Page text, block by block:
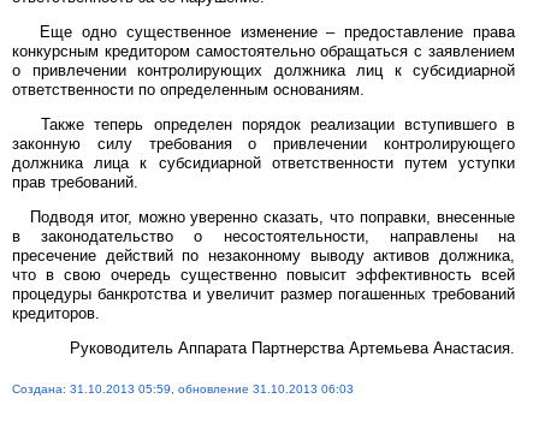
Еще одно существенное изменение – предоставление права
конкурсным кредитором самостоятельно обращаться с заявлением
о привлечении контролирующих должника лиц к субсидиарной
ответственности по определенным основаниям.
Также теперь определен порядок реализации вступившего в
законную силу требования о привлечении контролирующего
должника лица к субсидиарной ответственности путем уступки
прав требований.
Подводя итог, можно уверенно сказать, что поправки, внесенные
в законодательство о несостоятельности, направлены на
пресечение действий по незаконному выводу активов должника,
что в свою очередь существенно повысит эффективность всей
процедуры банкротства и увеличит размер погашенных требований
кредиторов.
Руководитель Аппарата Партнерства Артемьева Анастасия.
Создана: 31.10.2013 05:59, обновление 31.10.2013 06:03